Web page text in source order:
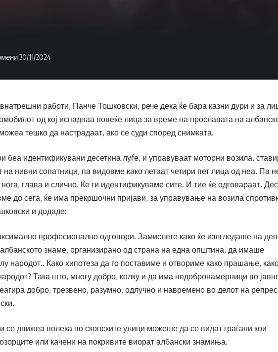
30/11/2024
работи, Панче Тошковски, рече дека ќе бара казни дури и за
од кој испаднаа повеќе лица за време на прославата на
тешко да настрадаат, ако се суди според снимката.
беа идентификувани десетина луѓе, и управуваат моторни возила,
на нивни сопатници, па видовме како летаат четири пет лица од неа. Па
глава и слично. Ќе ги идентификуваме сите. И тие ќе одговараат.
до сега, ќе има прекршочни пријави, за управување на возила
и додаде:
професионално одговори. Замислете како ќе излгледаше на
знаме, организирано од страна на една општина, да имаше
народот.. Како хипотеза да го поставиме и отвориме како прашање,
Така што, многу добро, колку и да има недобронамерници во
добро, трезвено, разумно, одлучно и навремено во делот на
се движеа полека по скопските улици можеше да се видат граѓани кои
или качени на покривите виорат албански знамиња.